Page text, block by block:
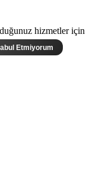
hizmetler
Etmiyorum